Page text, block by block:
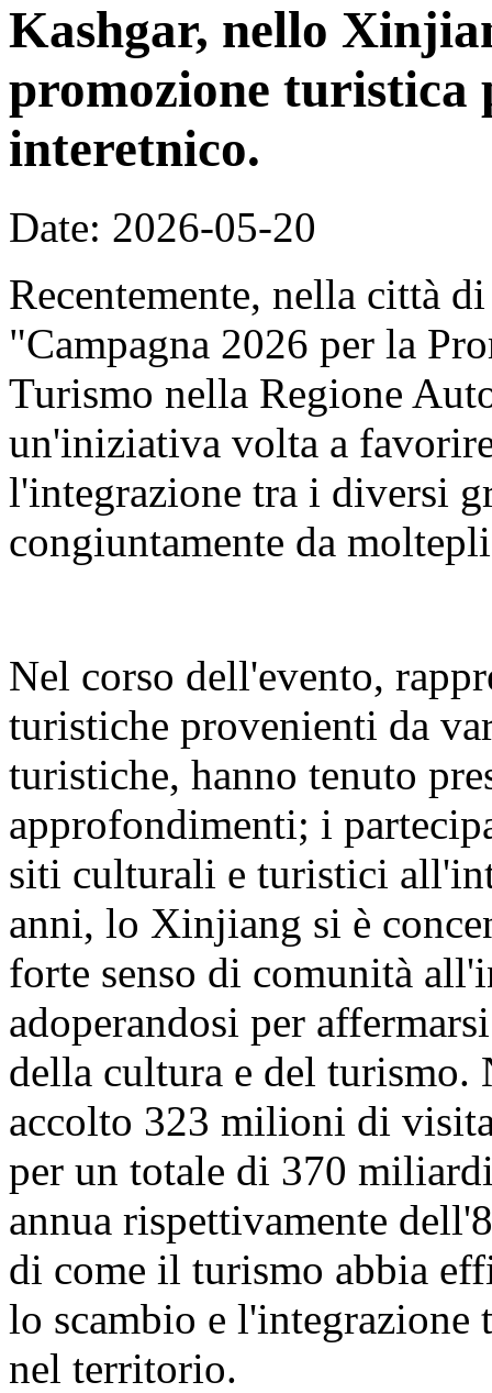
Kashgar, nello
promozione turistica
interetnico.
Date: 2026-05-20
Recentemente, nella città
"Campagna 2026 per la
Turismo nella Regione
un'iniziativa volta a
l'integrazione tra i diversi
congiuntamente da
Nel corso dell'evento,
turistiche provenienti da
turistiche, hanno tenuto
approfondimenti; i
siti culturali e turistici
anni, lo Xinjiang si è
forte senso di comunità
adoperandosi per
della cultura e del turismo.
accolto 323 milioni di
per un totale di 370
annua rispettivamente
di come il turismo abbia
lo scambio e
nel territorio.